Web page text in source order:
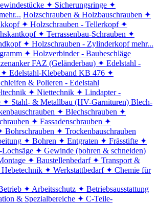
✦ Sicherungsringe ✦
Holzschrauben & Holzbauschrauben ✦
✦ Holzschrauben - Tellerkopf ✦
✦ Terrassenbau-Schrauben ✦
✦ Holzschrauben - Zylinderkopf mehr...
✦ Holzverbinder - Baubeschläge
FAZ (Geländerbau) ✦ Edelstahl -
✦ Edelstahl-Klebeband KB 476 ✦
& Polieren - Edelstahl
✦ Niettechnik ✦ Lindapter -
✦ Stahl- & Metallbau (HV-Garnituren) Blech-
✦ Blechschrauben ✦
✦ Fassadenschrauben ✦
Bohrschrauben ✦ Trockenbauschrauben
✦ Bohren ✦ Entgraten ✦ Frässtifte ✦
✦ Gewinde (bohren & schneiden)
✦ Baustellenbedarf ✦ Transport &
✦ Werkstattbedarf ✦ Chemie für
✦ Arbeitsschutz ✦ Betriebsausstattung
& Spezialbereiche ✦ C-Teile-